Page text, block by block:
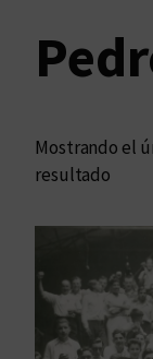
a
Mostrando el
resultado